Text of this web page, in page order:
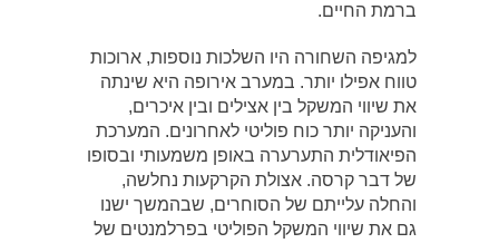
ברמת החיים.
למגיפה השחורה היו השלכות נוספות, ארוכות
טווח אפילו יותר. במערב אירופה היא שינתה
את שיווי המשקל בין אצילים ובין איכרים,
והעניקה יותר כוח פוליטי לאחרונים. המערכת
הפיאודלית התערערה באופן משמעותי ובסופו
של דבר קרסה. אצולת הקרקעות נחלשה,
והחלה עלייתם של הסוחרים, שבהמשך ישנו
גם את שיווי המשקל הפוליטי בפרלמנטים של